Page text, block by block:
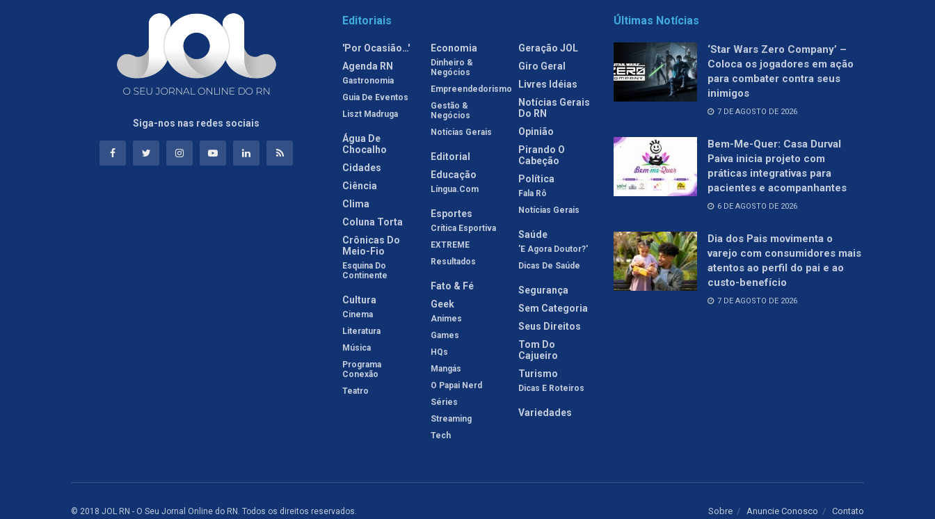
Siga-nos nas redes sociais
Editoriais
'Por Ocasião…'
Agenda RN
Gastronomia
Guia De Eventos
Liszt Madruga
Água De
Chocalho
Cidades
Ciência
Clima
Coluna Torta
Crônicas Do
Meio-Fio
Esquina Do
Continente
Cultura
Cinema
Literatura
Música
Programa
Conexão
Teatro
Economia
Dinheiro &
Negócios
Empreendedorismo
Gestão &
Negócios
Notícias Gerais
Editorial
Educação
Língua.com
Esportes
Crítica Esportiva
EXTREME
Resultados
Fato & Fé
Geek
Animes
Games
HQs
Mangás
O Papai Nerd
Séries
Streaming
Tech
Geração JOL
Giro Geral
Livres Idéias
Notícias Gerais
Do RN
Opinião
Pirando O
Cabeção
Política
Fala Rô
Notícias Gerais
Saúde
'E Agora Doutor?'
Dicas De Saúde
Segurança
Sem Categoria
Seus Direitos
Tom Do
Cajueiro
Turismo
Dicas E Roteiros
Variedades
Últimas Notícias
‘Star Wars Zero Company’ –
Coloca os jogadores em ação
para combater contra seus
inimigos
7 DE AGOSTO DE 2026
Bem-Me-Quer: Casa Durval
Paiva inicia projeto com
práticas integrativas para
pacientes e acompanhantes
6 DE AGOSTO DE 2026
Dia dos Pais movimenta o
varejo com consumidores mais
atentos ao perfil do pai e ao
custo-benefício
7 DE AGOSTO DE 2026
Sobre Anuncie Conosco Contato
© 2018 JOL RN - O Seu Jornal Online do RN. Todos os direitos reservados.